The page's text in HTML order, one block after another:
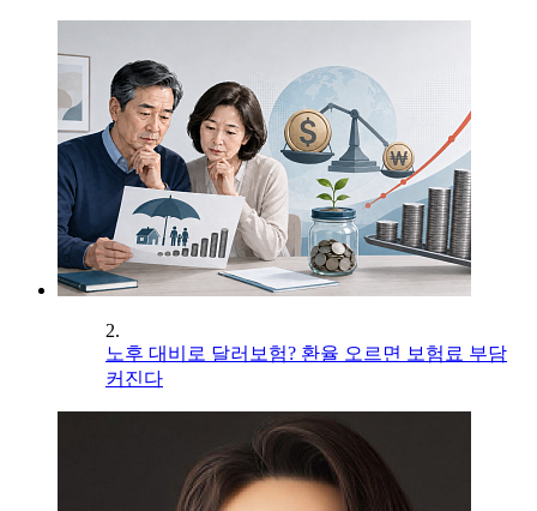
2.
노후 대비로 달러보험? 환율 오르면 보험료 부담
커진다